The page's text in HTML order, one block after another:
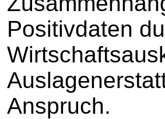
Positivdaten
Anspruch.